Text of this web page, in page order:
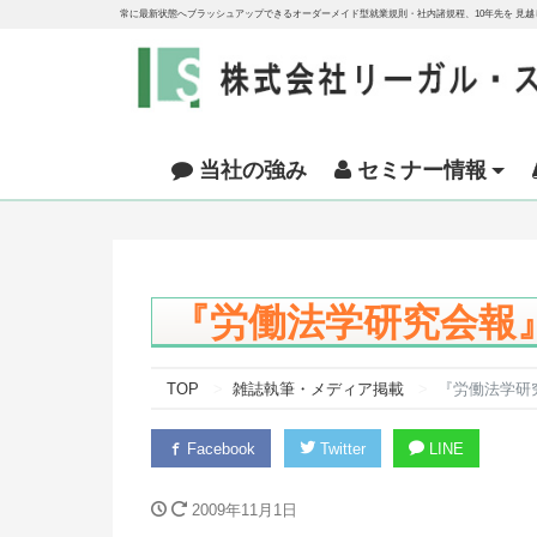
常に最新状態へブラッシュアップできるオーダーメイド型就業規則・社内諸規程、10年先を 見
当社の強み セミナー情報
『労働法学研究会
TOP 雑誌執筆・メディア掲載 『労働法学
Facebook Twitter LINE
2009年11月1日